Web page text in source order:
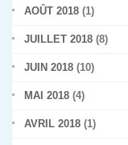
AOÛT 2018 (1)
JUILLET 2018 (8)
JUIN 2018 (10)
MAI 2018 (4)
AVRIL 2018 (1)